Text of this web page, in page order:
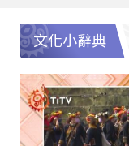
文化小辭典